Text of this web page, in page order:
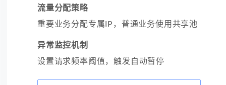
流量分配策略
重要业务分配专属IP，普通业务使用共享池
异常监控机制
设置请求频率阈值，触发自动暂停